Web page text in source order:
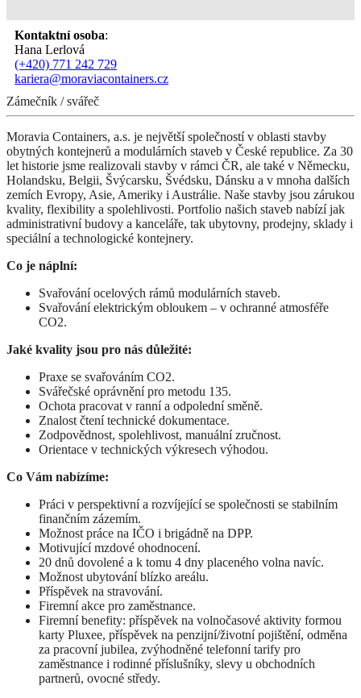
Kontaktní osoba:
Hana Lerlová
(+420) 771 242 729
kariera@moraviacontainers.cz
Zámečník / svářeč
Moravia Containers, a.s. je největší společností v oblasti stavby
obytných kontejnerů a modulárních staveb v České republice. Za 30
let historie jsme realizovali stavby v rámci ČR, ale také v Německu,
Holandsku, Belgii, Švýcarsku, Švédsku, Dánsku a v mnoha dalších
zemích Evropy, Asie, Ameriky i Austrálie. Naše stavby jsou zárukou
kvality, flexibility a spolehlivosti. Portfolio našich staveb nabízí jak
administrativní budovy a kanceláře, tak ubytovny, prodejny, sklady i
speciální a technologické kontejnery.
Co je náplní:
Svařování ocelových rámů modulárních staveb.
Svařování elektrickým obloukem – v ochranné atmosféře
CO2.
Jaké kvality jsou pro nás důležité:
Praxe se svařováním CO2.
Svářečské oprávnění pro metodu 135.
Ochota pracovat v ranní a odpolední směně.
Znalost čtení technické dokumentace.
Zodpovědnost, spolehlivost, manuální zručnost.
Orientace v technických výkresech výhodou.
Co Vám nabízíme:
Práci v perspektivní a rozvíjející se společnosti se stabilním
finančním zázemím.
Možnost práce na IČO i brigádně na DPP.
Motivující mzdové ohodnocení.
20 dnů dovolené a k tomu 4 dny placeného volna navíc.
Možnost ubytování blízko areálu.
Příspěvek na stravování.
Firemní akce pro zaměstnance.
Firemní benefity: příspěvek na volnočasové aktivity formou
karty Pluxee, příspěvek na penzijní/životní pojištění, odměna
za pracovní jubilea, zvýhodněné telefonní tarify pro
zaměstnance i rodinné příslušníky, slevy u obchodních
partnerů, ovocné středy.